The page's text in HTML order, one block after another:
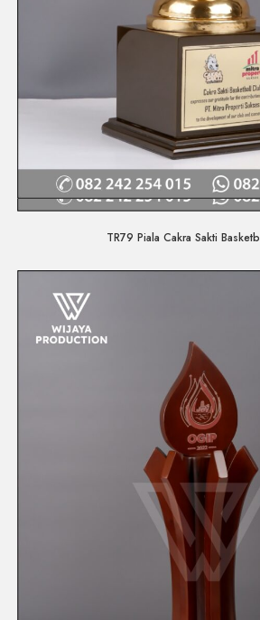
Quick View
TR79 Piala Cakra Sakti